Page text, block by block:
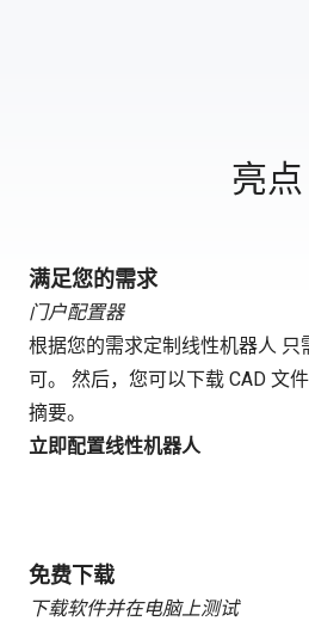
亮点
满足您的需求
门户配置器
根据您的需求定制线性机器人 只
可。 然后，您可以下载 CAD 文
摘要。
立即配置线性机器人
免费下载
下载软件并在电脑上测试